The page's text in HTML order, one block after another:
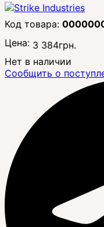
Цена: 3 384грн.
Нет в наличии
Сообщить о